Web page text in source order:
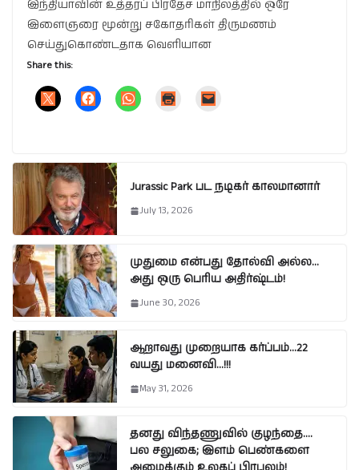
இந்தியாவின் உத்தரப் பிரதேச மாநிலத்தில் ஒரே
இளைஞரை மூன்று சகோதரிகள் திருமணம்
செய்துகொண்டதாக வெளியான
Share this:
Jurassic Park பட நடிகர் காலமானார்
July 13, 2026
முதுமை என்பது தோல்வி அல்ல…
அது ஒரு பெரிய அதிர்ஷ்டம்!
June 30, 2026
ஆறாவது முறையாக கர்ப்பம்…22
வயது மனைவி…!!!
May 31, 2026
தனது விந்தணுவில் குழந்தை….
பல சலுகை; இளம் பெண்களை